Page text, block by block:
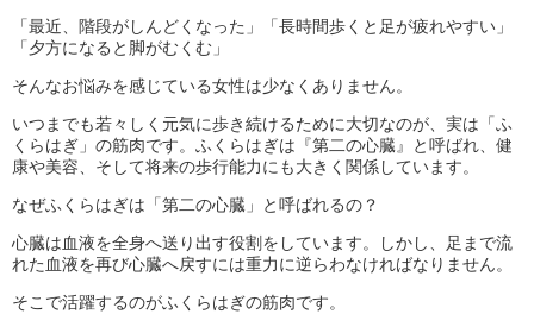
「最近、階段がしんどくなった」「長時間歩くと足が疲れやすい」
「夕方になると脚がむくむ」
そんなお悩みを感じている女性は少なくありません。
いつまでも若々しく元気に歩き続けるために大切なのが、実は「ふ
くらはぎ」の筋肉です。ふくらはぎは『第二の心臓』と呼ばれ、健
康や美容、そして将来の歩行能力にも大きく関係しています。
なぜふくらはぎは「第二の心臓」と呼ばれるの？
心臓は血液を全身へ送り出す役割をしています。しかし、足まで流
れた血液を再び心臓へ戻すには重力に逆らわなければなりません。
そこで活躍するのがふくらはぎの筋肉です。